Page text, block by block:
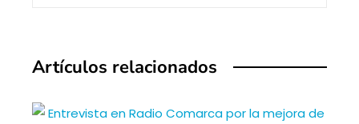
Artículos relacionados